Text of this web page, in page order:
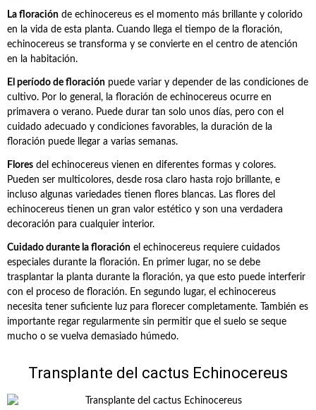
La floración de echinocereus es el momento más brillante y colorido
en la vida de esta planta. Cuando llega el tiempo de la floración,
echinocereus se transforma y se convierte en el centro de atención
en la habitación.
El período de floración puede variar y depender de las condiciones de
cultivo. Por lo general, la floración de echinocereus ocurre en
primavera o verano. Puede durar tan solo unos días, pero con el
cuidado adecuado y condiciones favorables, la duración de la
floración puede llegar a varias semanas.
Flores del echinocereus vienen en diferentes formas y colores.
Pueden ser multicolores, desde rosa claro hasta rojo brillante, e
incluso algunas variedades tienen flores blancas. Las flores del
echinocereus tienen un gran valor estético y son una verdadera
decoración para cualquier interior.
Cuidado durante la floración el echinocereus requiere cuidados
especiales durante la floración. En primer lugar, no se debe
trasplantar la planta durante la floración, ya que esto puede interferir
con el proceso de floración. En segundo lugar, el echinocereus
necesita tener suficiente luz para florecer completamente. También es
importante regar regularmente sin permitir que el suelo se seque
mucho o se vuelva demasiado húmedo.
Transplante del cactus Echinocereus